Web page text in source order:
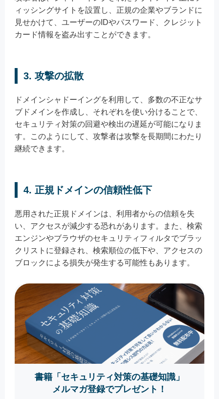
ィッシングサイトを設置し、正規の企業やブランドに
見せかけて、ユーザーのIDやパスワード、クレジット
カード情報を盗み出すことができます。
3. 攻撃の拡散
ドメインシャドーイングを利用して、多数の不正なサ
ブドメインを作成し、それぞれを使い分けることで、
セキュリティ対策の回避や検出の遅延が可能になりま
す。このようにして、攻撃者は攻撃を長期間にわたり
継続できます。
4. 正規ドメインの信頼性低下
悪用された正規ドメインは、利用者からの信頼を失
い、アクセスが減少する恐れがあります。また、検索
エンジンやブラウザのセキュリティフィルタでブラッ
クリストに登録され、検索順位の低下や、アクセスの
ブロックによる損失が発生する可能性もあります。
書籍「セキュリティ対策の基礎知識」
メルマガ登録でプレゼント！